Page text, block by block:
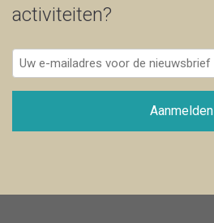
activiteiten?
Uw
e-
mailadres
de
Aanmelden